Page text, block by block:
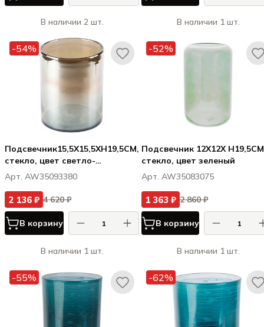
В наличии 2 шт. В наличии 1 шт.
-54%
Подсвечник15,5X15,5XH19,5CM,
стекло, цвет светло-
коричневый
Арт. AW35093380
2 136 ₽ 4 620 ₽
В корзину
В наличии 1 шт.
-52%
Подсвечник 12X12X
стекло, цвет зеленый
Арт. AW35083075
1 363 ₽ 2 860 ₽
В корзину
В наличии 1 шт.
-55% -62%